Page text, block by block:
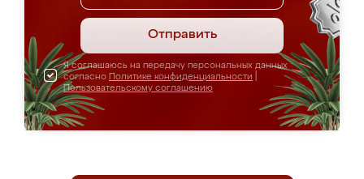
Отправить
Я соглашаюсь на передачу персональных данных
согласно Политике конфиденциальности
Пользовательскому соглашению